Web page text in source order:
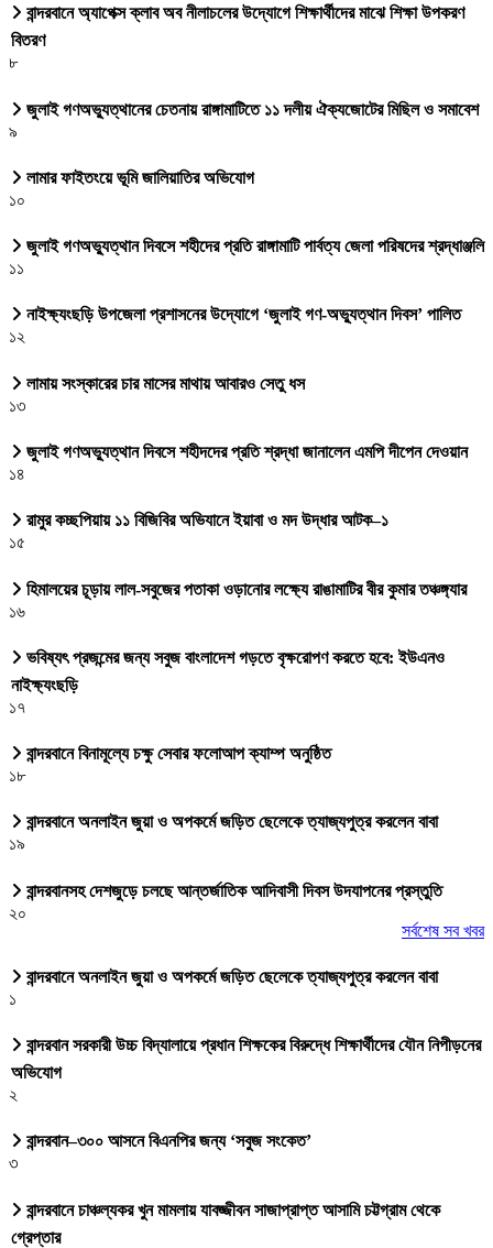
বান্দরবানে অ্যাপেক্স ক্লাব অব নীলাচলের উদ্যোগে শিক্ষার্থীদের মাঝে শিক্ষা উপকরণ
বিতরণ
৮
জুলাই গণঅভ্যুত্থানের চেতনায় রাঙ্গামাটিতে ১১ দলীয় ঐক্যজোটের মিছিল ও সমাবেশ
৯
লামার ফাইতংয়ে ভূমি জালিয়াতির অভিযোগ
১০
জুলাই গণঅভ্যুত্থান দিবসে শহীদের প্রতি রাঙ্গামাটি পার্বত্য জেলা পরিষদের শ্রদ্ধাঞ্জলি
১১
নাইক্ষ্যংছড়ি উপজেলা প্রশাসনের উদ্যোগে ‘জুলাই গণ-অভ্যুত্থান দিবস’ পালিত
১২
লামায় সংস্কারের চার মাসের মাথায় আবারও সেতু ধস
১৩
জুলাই গণঅভ্যুত্থান দিবসে শহীদদের প্রতি শ্রদ্ধা জানালেন এমপি দীপেন দেওয়ান
১৪
রামুর কচ্ছপিয়ায় ১১ বিজিবির অভিযানে ইয়াবা ও মদ উদ্ধার আটক–১
১৫
হিমালয়ের চূড়ায় লাল-সবুজের পতাকা ওড়ানোর লক্ষ্যে রাঙামাটির বীর কুমার তঞ্চঙ্গ্যার
১৬
ভবিষ্যৎ প্রজন্মের জন্য সবুজ বাংলাদেশ গড়তে বৃক্ষরোপণ করতে হবে: ইউএনও
নাইক্ষ্যংছড়ি
১৭
বান্দরবানে বিনামূল্যে চক্ষু সেবার ফলোআপ ক্যাম্প অনুষ্ঠিত
১৮
বান্দরবানে অনলাইন জুয়া ও অপকর্মে জড়িত ছেলেকে ত্যাজ্যপুত্র করলেন বাবা
১৯
বান্দরবানসহ দেশজুড়ে চলছে আন্তর্জাতিক আদিবাসী দিবস উদযাপনের প্রস্তুতি
২০
সর্বশেষ সব খবর
বান্দরবানে অনলাইন জুয়া ও অপকর্মে জড়িত ছেলেকে ত্যাজ্যপুত্র করলেন বাবা
১
বান্দরবান সরকারী উচ্চ বিদ্যালায়ে প্রধান শিক্ষকের বিরুদ্ধে শিক্ষার্থীদের যৌন নিপীড়নের
অভিযোগ
২
বান্দরবান–৩০০ আসনে বিএনপির জন্য ‘সবুজ সংকেত’
৩
বান্দরবানে চাঞ্চল্যকর খুন মামলায় যাবজ্জীবন সাজাপ্রাপ্ত আসামি চট্টগ্রাম থেকে
গ্রেপ্তার